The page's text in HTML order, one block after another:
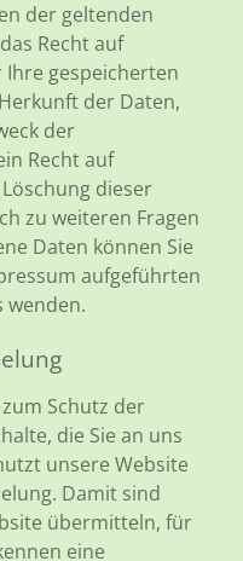
der geltenden
Recht auf
gespeicherten
der Daten,
der
Recht auf
dieser
zu weiteren Fragen
Daten können Sie
aufgeführten
wenden.
Schutz der
die Sie an uns
unsere Website
Damit sind
übermitteln, für
eine